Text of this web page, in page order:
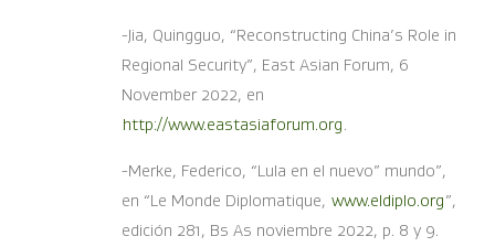
-Jia, Quingguo, “Reconstructing China’s Role in
Regional Security”, East Asian Forum, 6
November 2022, en
http://www.eastasiaforum.org.
-Merke, Federico, “Lula en el nuevo” mundo”,
en “Le Monde Diplomatique, www.eldiplo.org”,
edición 281, Bs As noviembre 2022, p. 8 y 9.